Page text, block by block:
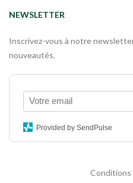
NEWSLETTER
Inscrivez-vous à notre
nouveautés.
Provided by SendPulse